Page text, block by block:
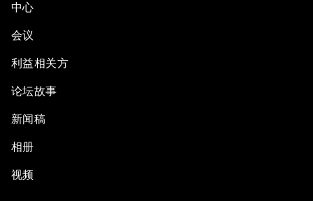
中心
会议
利益相关方
论坛故事
新闻稿
相册
视频